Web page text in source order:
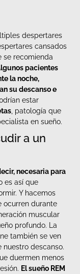
despertares
cansados
se recomienda
pacientes
la noche,
su descanso e
estar
, patología que
en sueño.
a un
necesaria para
es así que
Y hacemos
ocurren durante
muscular
profundo. La
también se ven
descanso.
duermen menos
El sueño REM